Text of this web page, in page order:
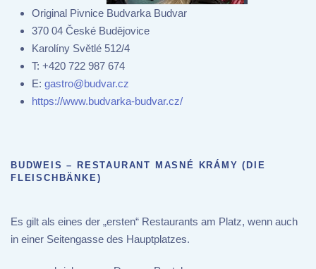
Original Pivnice Budvarka Budvar
370 04 České Budějovice
Karolíny Světlé 512/4
T: +420 722 987 674
E: gastro@budvar.cz
https://www.budvarka-budvar.cz/
BUDWEIS – RESTAURANT MASNÉ KRÁMY (DIE
FLEISCHBÄNKE)
Es gilt als eines der „ersten“ Restaurants am Platz, wenn auch
in einer Seitengasse des Hauptplatzes.